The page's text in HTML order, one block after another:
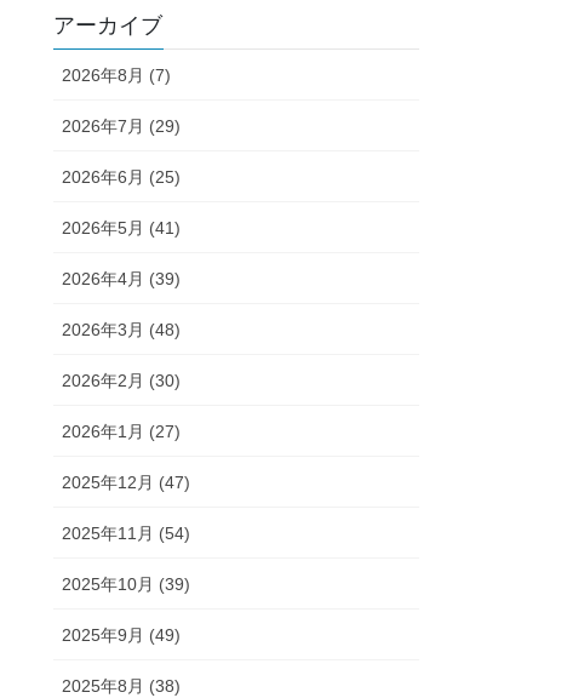
アーカイブ
2026年8月 (7)
2026年7月 (29)
2026年6月 (25)
2026年5月 (41)
2026年4月 (39)
2026年3月 (48)
2026年2月 (30)
2026年1月 (27)
2025年12月 (47)
2025年11月 (54)
2025年10月 (39)
2025年9月 (49)
2025年8月 (38)